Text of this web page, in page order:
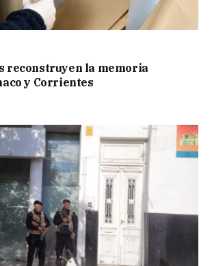
reconstruyen la memoria
y Corrientes